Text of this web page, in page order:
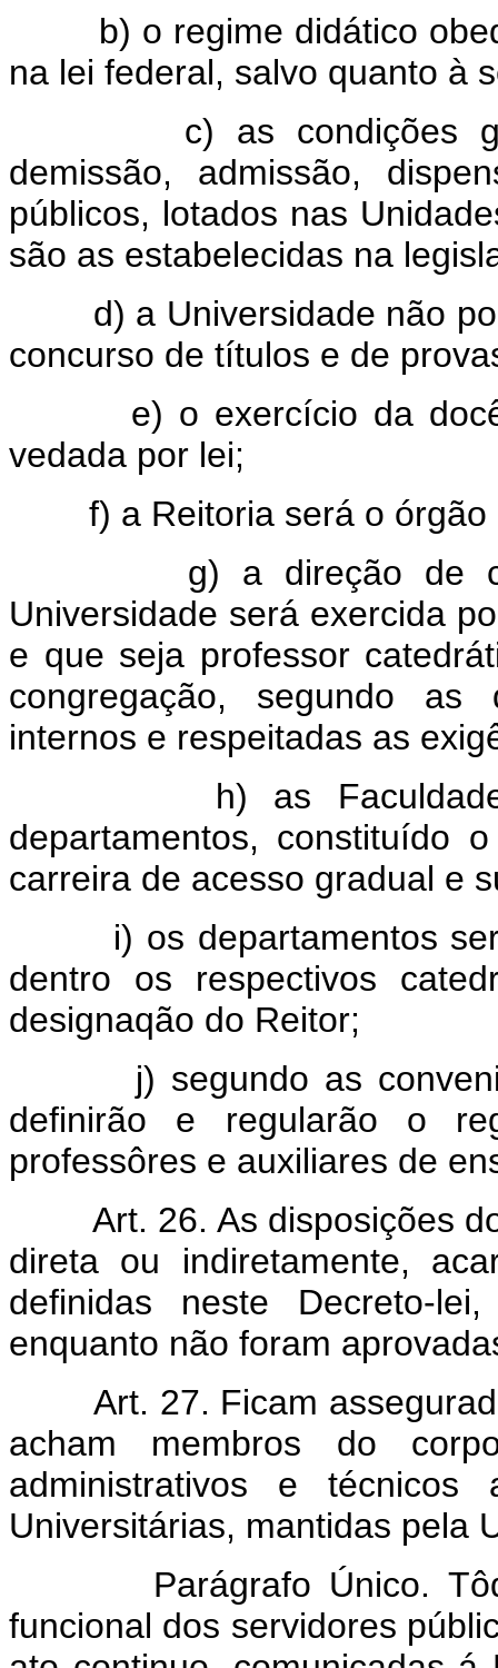
b) o regime didático
na lei federal, salvo quanto à
c) as condições
demissão, admissão,
públicos, lotados nas
são as estabelecidas na
d) a Universidade não
concurso de títulos e de
e) o exercício da
vedada por lei;
f) a Reitoria será o órgão
g) a direção de cada
Universidade será exercida
e que seja professor
congregação, segundo as
internos e respeitadas as
h) as Faculdades e
departamentos, constituído
carreira de acesso gradual e
i) os departamentos
dentro os respectivos
designaqão do Reitor;
j) segundo as
definirão e regularão o
professôres e auxiliares de
Art. 26. As disposições
direta ou indiretamente,
definidas neste Decreto-
enquanto não foram
Art. 27. Ficam
acham membros do
administrativos e técnicos
Universitárias, mantidas pela
Parágrafo Único.
funcional dos servidores